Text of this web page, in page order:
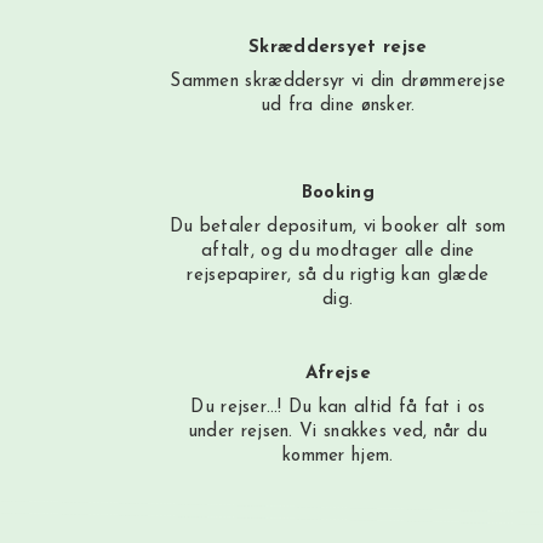
Skræddersyet rejse
Sammen skræddersyr vi din drømmerejse
ud fra dine ønsker.
Booking
Du betaler depositum, vi booker alt som
aftalt, og du modtager alle dine
rejsepapirer, så du rigtig kan glæde
dig.
Afrejse
Du rejser…! Du kan altid få fat i os
under rejsen. Vi snakkes ved, når du
kommer hjem.